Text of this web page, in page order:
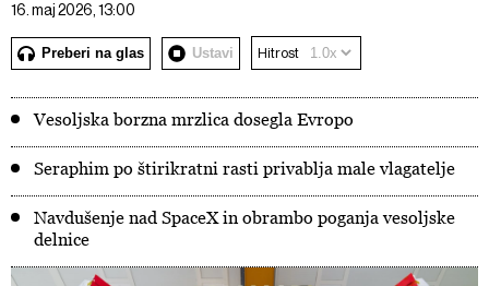
16. maj 2026, 13:00
Preberi na glas Ustavi Hitrost
Vesoljska borzna mrzlica dosegla Evropo
Seraphim po štirikratni rasti privablja male vlagatelje
Navdušenje nad SpaceX in obrambo poganja vesoljske
delnice